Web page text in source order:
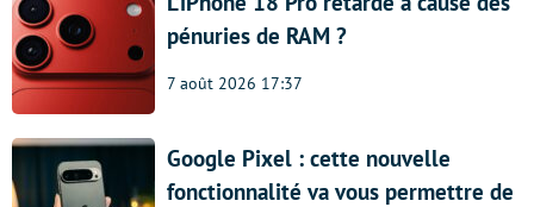
pénuries de RAM ?
7 août 2026 17:37
Google Pixel : cette nouvelle
fonctionnalité va vous permettre de